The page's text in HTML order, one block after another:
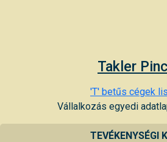
Takler
'T' betűs cégek
Vállalkozás egyedi
TEVÉKENYSÉGI